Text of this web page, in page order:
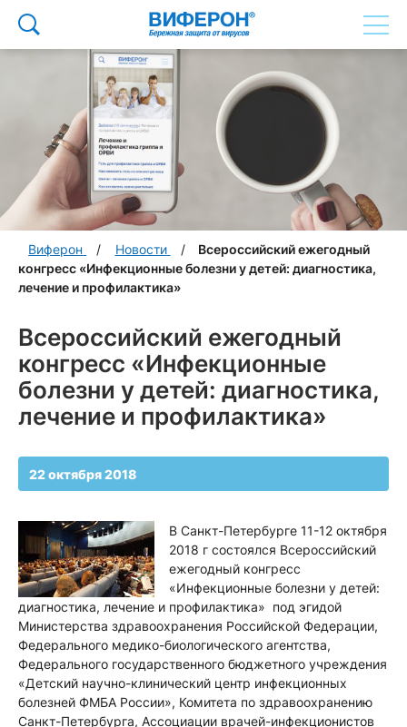
Виферон Новости
Всероссийский ежегодный
конгресс «Инфекционные болезни у детей: диагностика,
лечение и профилактика»
Всероссийский ежегодный
конгресс «Инфекционные
болезни у детей: диагностика,
лечение и профилактика»
22 октября 2018
В Санкт-Петербурге 11-12 октября
2018 г состоялся Всероссийский
ежегодный конгресс
«Инфекционные болезни у детей:
диагностика, лечение и профилактика» под эгидой
Министерства здравоохранения Российской Федерации,
Федерального медико-биологического агентства,
Федерального государственного бюджетного учреждения
«Детский научно-клинический центр инфекционных
болезней ФМБА России», Комитета по здравоохранению
Санкт-Петербурга, Ассоциации врачей-инфекционистов